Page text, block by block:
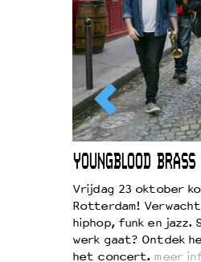
YOUNGBLOOD
Vrijdag 23 oktober
Rotterdam!
hiphop, funk en jazz.
werk gaat? Ontdek
het concert. meer